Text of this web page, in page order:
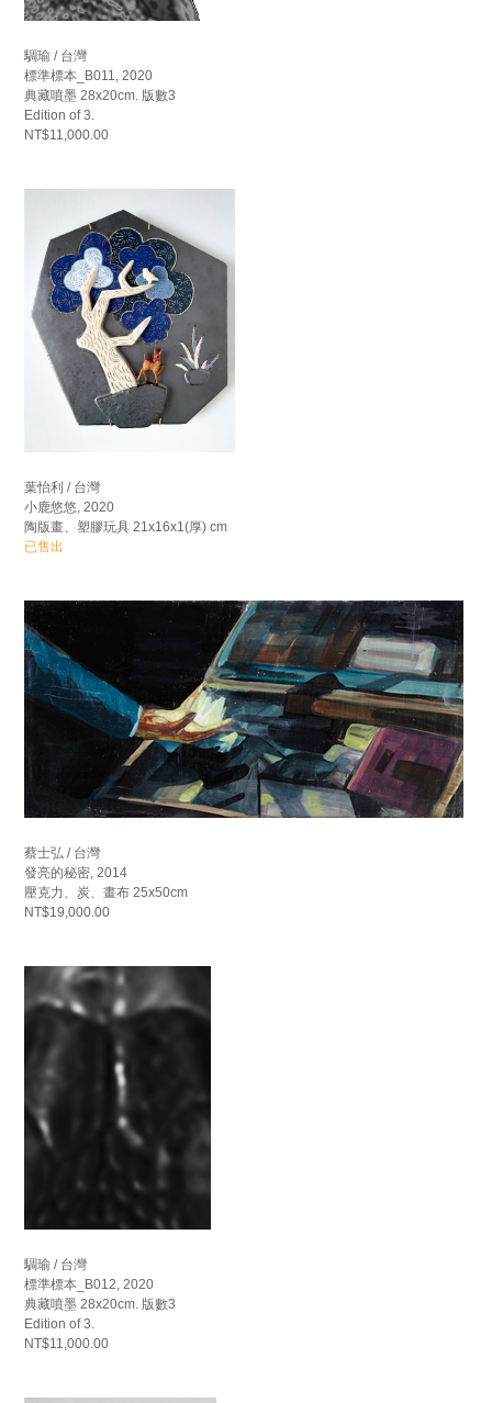
騆瑜 / 台灣
標準標本_B011, 2020
典藏噴墨 28x20cm. 版數3
Edition of 3.
NT$11,000.00
葉怡利 / 台灣
小鹿悠悠, 2020
陶版畫、塑膠玩具 21x16x1(厚) cm
已售出
蔡士弘 / 台灣
發亮的秘密, 2014
壓克力、炭、畫布 25x50cm
NT$19,000.00
騆瑜 / 台灣
標準標本_B012, 2020
典藏噴墨 28x20cm. 版數3
Edition of 3.
NT$11,000.00